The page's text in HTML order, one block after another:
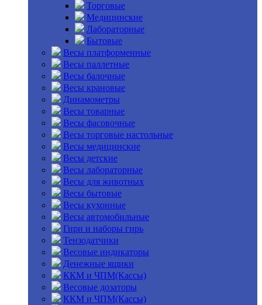
Торговые
Медицинские
Лабораторные
Бытовые
Весы платформенные
Весы паллетные
Весы балочные
Весы крановые
Динамометры
Весы товарные
Весы фасовочные
Весы торговые настольные
Весы медицинские
Весы детские
Весы лабораторные
Весы для животных
Весы бытовые
Весы кухонные
Весы автомобильные
Гири и наборы гирь
Тензодатчики
Весовые индикаторы
Денежные ящики
ККМ и ЧПМ(Кассы)
Весовые дозаторы
ККМ и ЧПМ(Кассы)